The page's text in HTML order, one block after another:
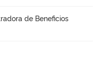
de Beneficios